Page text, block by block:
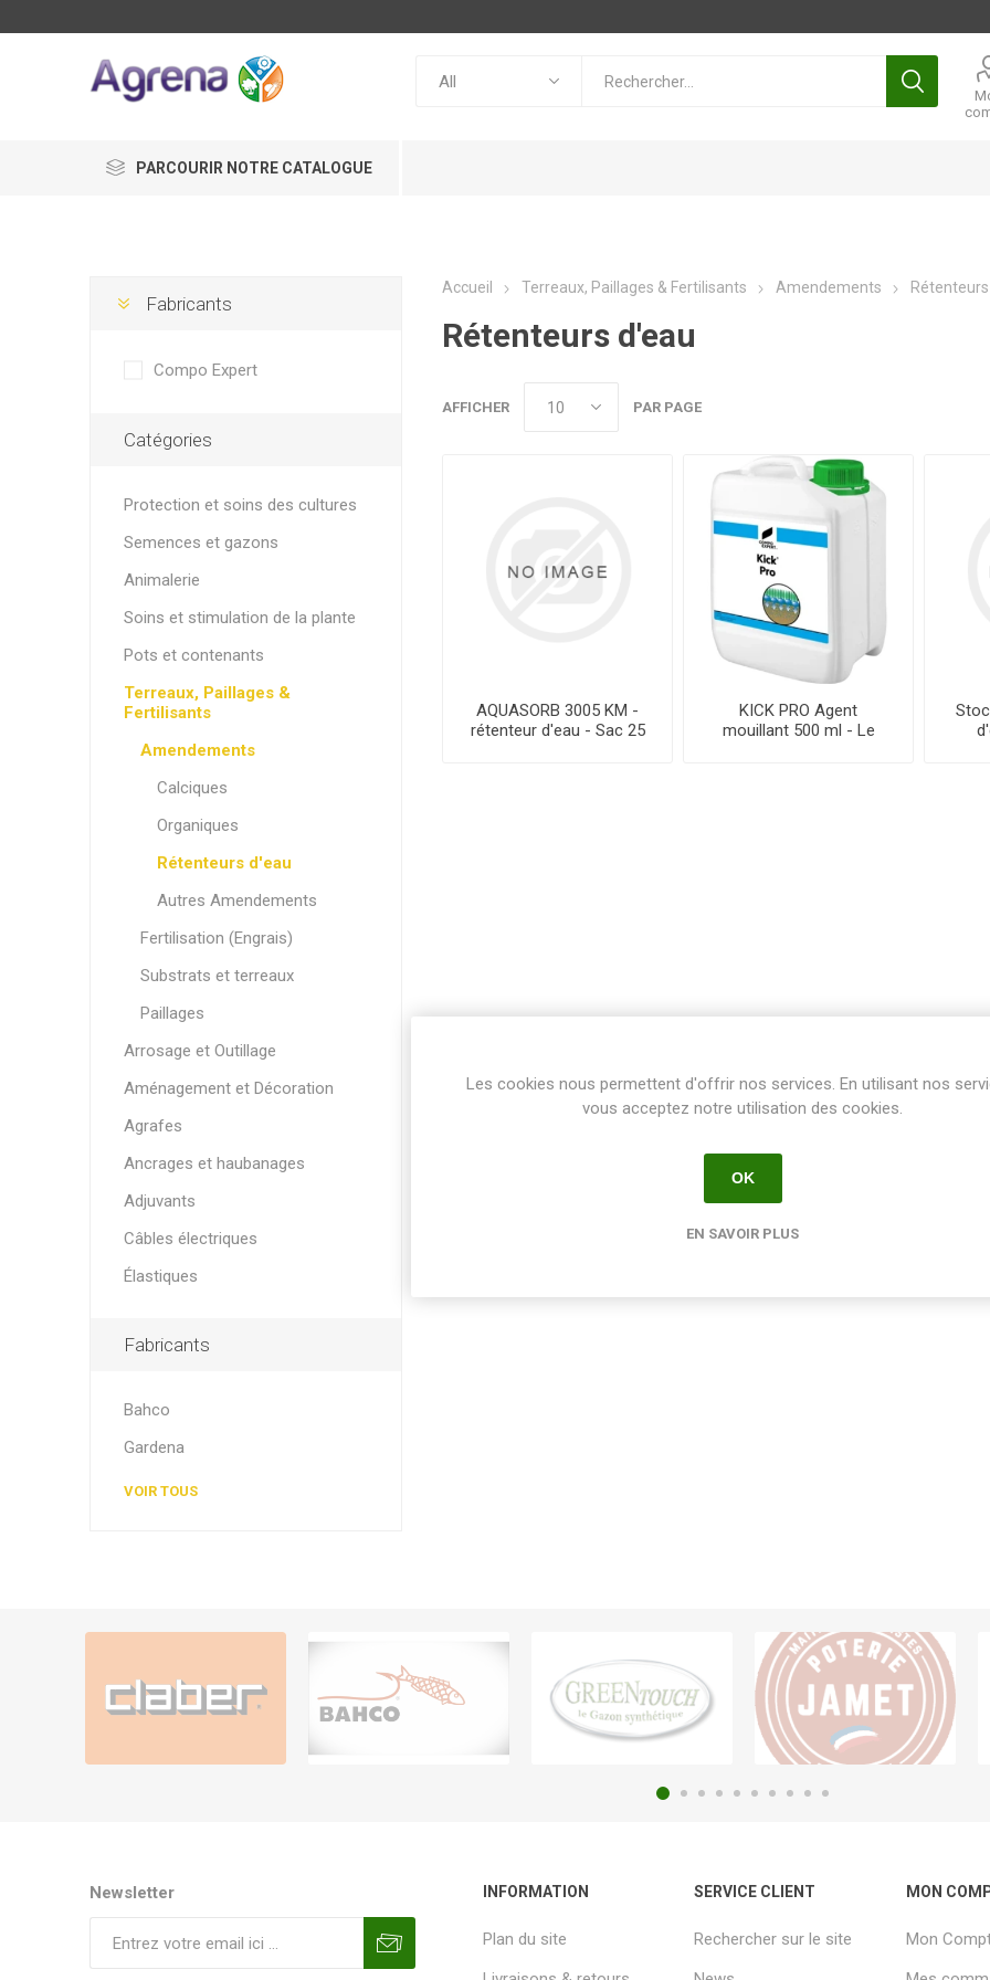
PARCOURIR NOTRE CATALOGUE
Accueil Terreaux, Paillages & Fertilisants Amendements
Rétenteurs d'eau
AFFICHER PAR PAGE
AQUASORB 3005 KM -
rétenteur d'eau - Sac 25
KICK PRO Agent
mouillant 500 ml - Le
Fabricants
Compo Expert
Catégories
Protection et soins des cultures
Semences et gazons
Animalerie
Soins et stimulation de la plante
Pots et contenants
Terreaux, Paillages &
Fertilisants
Amendements
Calciques
Organiques
Rétenteurs d'eau
Autres Amendements
Fertilisation (Engrais)
Substrats et terreaux
Paillages
Arrosage et Outillage
Aménagement et Décoration
Agrafes
Ancrages et haubanages
Adjuvants
Câbles électriques
Élastiques
Fabricants
Bahco
Gardena
VOIR TOUS
Newsletter INFORMATION
Plan du site
SERVICE CLIENT
Rechercher sur le site
MON
Mon
Les cookies nous permettent d'offrir nos services. En utilisant nos
vous acceptez notre utilisation des cookies.
OK
EN SAVOIR PLUS